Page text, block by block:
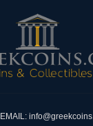
EMAIL: